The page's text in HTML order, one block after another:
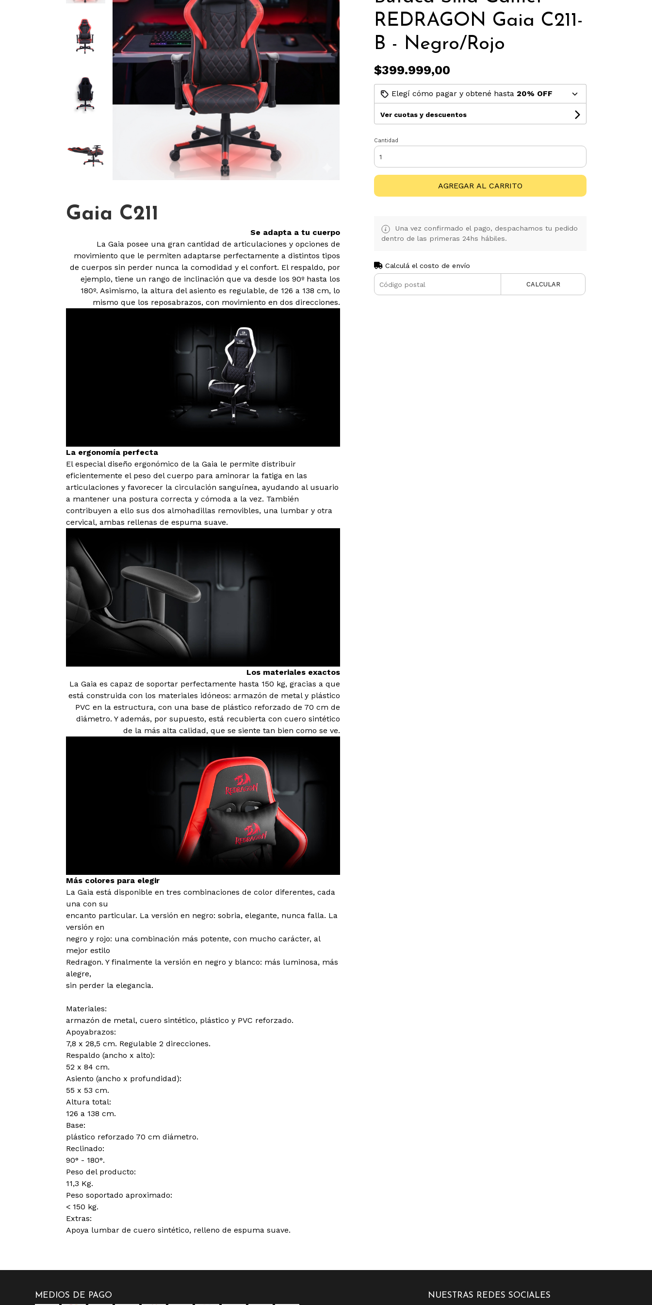
Gaia C211
Se adapta a tu cuerpo
La Gaia posee una gran cantidad de articulaciones y opciones de
movimiento que le permiten adaptarse perfectamente a distintos tipos
de cuerpos sin perder nunca la comodidad y el confort. El respaldo, por
ejemplo, tiene un rango de inclinación que va desde los 90º hasta los
180º. Asimismo, la altura del asiento es regulable, de 126 a 138 cm, lo
mismo que los reposabrazos, con movimiento en dos direcciones.
La ergonomía perfecta
El especial diseño ergonómico de la Gaia le permite distribuir
eficientemente el peso del cuerpo para aminorar la fatiga en las
articulaciones y favorecer la circulación sanguínea, ayudando al usuario
a mantener una postura correcta y cómoda a la vez. También
contribuyen a ello sus dos almohadillas removibles, una lumbar y otra
cervical, ambas rellenas de espuma suave.
Los materiales exactos
La Gaia es capaz de soportar perfectamente hasta 150 kg, gracias a que
está construida con los materiales idóneos: armazón de metal y plástico
PVC en la estructura, con una base de plástico reforzado de 70 cm de
diámetro. Y además, por supuesto, está recubierta con cuero sintético
de la más alta calidad, que se siente tan bien como se ve.
Más colores para elegir
La Gaia está disponible en tres combinaciones de color diferentes, cada
una con su
encanto particular. La versión en negro: sobria, elegante, nunca falla. La
versión en
negro y rojo: una combinación más potente, con mucho carácter, al
mejor estilo
Redragon. Y finalmente la versión en negro y blanco: más luminosa, más
alegre,
sin perder la elegancia.
Materiales:
armazón de metal, cuero sintético, plástico y PVC reforzado.
Apoyabrazos:
7,8 x 28,5 cm. Regulable 2 direcciones.
Respaldo (ancho x alto):
52 x 84 cm.
Asiento (ancho x profundidad):
55 x 53 cm.
Altura total:
126 a 138 cm.
Base:
plástico reforzado 70 cm diámetro.
Reclinado:
90° - 180°.
Peso del producto:
11,3 Kg.
Peso soportado aproximado:
< 150 kg.
Extras:
Apoya lumbar de cuero sintético, relleno de espuma suave.
REDRAGON Gaia C211-
B - Negro/Rojo
$399.999,00
Elegí cómo pagar y obtené hasta 20% OFF
Ver cuotas y descuentos
Cantidad
AGREGAR AL CARRITO
Una vez confirmado el pago, despachamos tu pedido
dentro de las primeras 24hs hábiles.
Calculá el costo de envío
CALCULAR
MEDIOS DE PAGO NUESTRAS REDES SOCIALES